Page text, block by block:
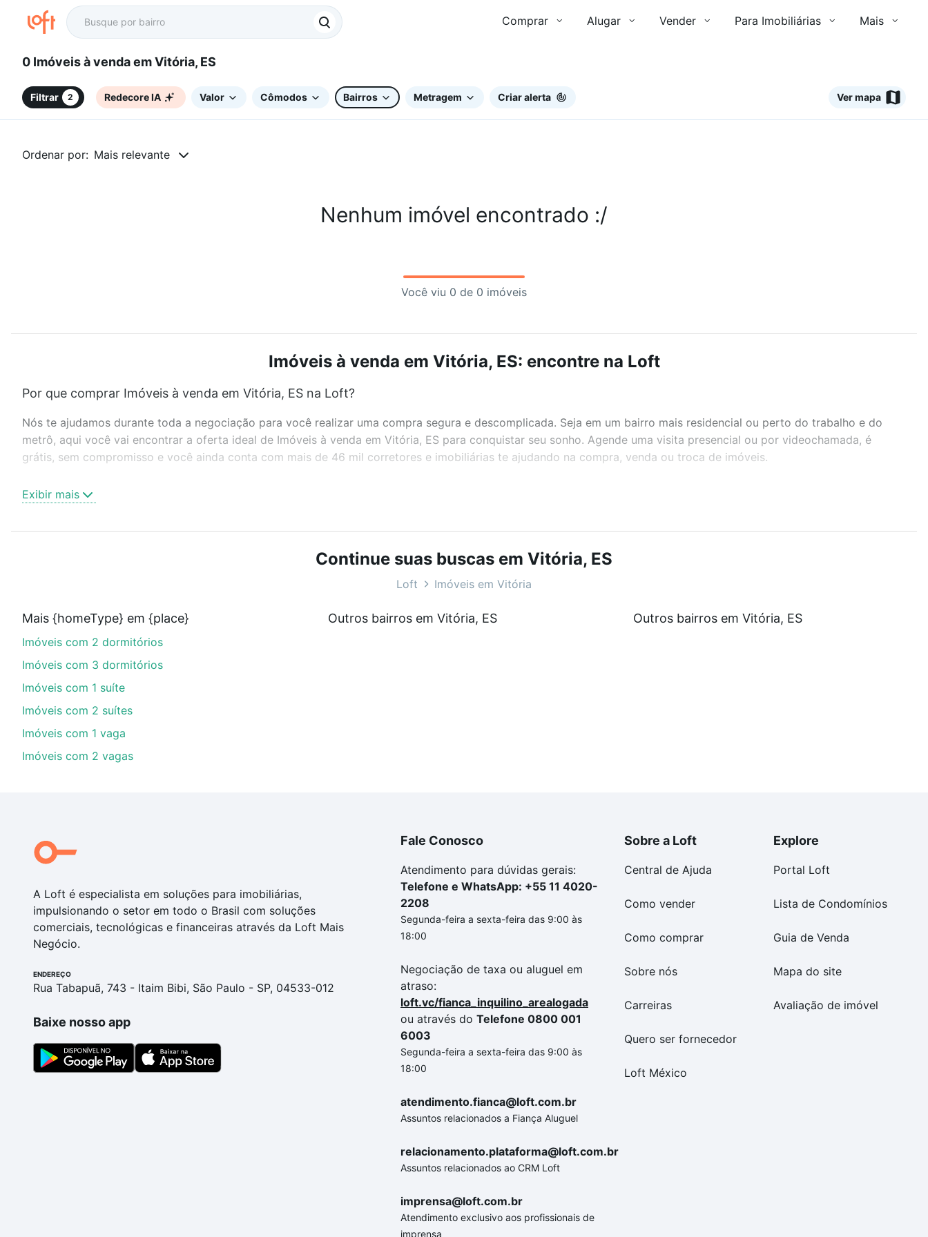
Comprar Alugar Vender Para Imobiliárias Mais
0 Imóveis à venda em Vitória, ES
Filtrar 2 Redecore IA Valor Cômodos Bairros Metragem Criar alerta Ver mapa
Ordenar por: Mais relevante
Nenhum imóvel encontrado :/
Você viu 0 de 0 imóveis
Imóveis à venda em Vitória, ES: encontre na Loft
Por que comprar Imóveis à venda em Vitória, ES na Loft?
Nós te ajudamos durante toda a negociação para você realizar uma compra segura e descomplicada. Seja em um bairro mais residencial ou perto do trabalho e do
metrô, aqui você vai encontrar a oferta ideal de Imóveis à venda em Vitória, ES para conquistar seu sonho. Agende uma visita presencial ou por videochamada, é
grátis, sem compromisso e você ainda conta com mais de 46 mil corretores e imobiliárias te ajudando na compra, venda ou troca de imóveis.
ou sem vaga de garagem para combinar perfeitamente com o preço, metragem e comodidades, como piscina, academia, salão de festas ou área verde e encontrar
Aqui na Loft temos a oferta ideal para você, com Imóveis à venda em Vitória, ES que custam a partir de R$ 0 e com nossas opções de financiamento imobiliário as
parcelas podem se adequar ao seu orçamento. Se ainda tem alguma dúvida dos custos envolvidos no processo de compra, veja em nosso portal quanto custa comprar
um apartamento e conte com a gente para comprar o imóvel dos seus sonhos com segurança e conforto. Loft, com você até as chaves.
Exibir mais
Continue suas buscas em Vitória, ES
Loft Imóveis em Vitória
Mais {homeType} em {place}
Imóveis com 2 dormitórios
Imóveis com 3 dormitórios
Imóveis com 1 suíte
Imóveis com 2 suítes
Imóveis com 1 vaga
Imóveis com 2 vagas
Outros bairros em Vitória, ES Outros bairros em Vitória, ES
A Loft é especialista em soluções para imobiliárias,
impulsionando o setor em todo o Brasil com soluções
comerciais, tecnológicas e financeiras através da Loft Mais
Negócio.
ENDEREÇO
Rua Tabapuã, 743 - Itaim Bibi, São Paulo - SP, 04533-012
Baixe nosso app
Fale Conosco
Atendimento para dúvidas gerais:
Telefone e WhatsApp: +55 11 4020-
2208
Segunda-feira a sexta-feira das 9:00 às
18:00
Negociação de taxa ou aluguel em
atraso:
loft.vc/fianca_inquilino_arealogada
ou através do Telefone 0800 001
6003
Segunda-feira a sexta-feira das 9:00 às
18:00
atendimento.fianca@loft.com.br
Assuntos relacionados a Fiança Aluguel
relacionamento.plataforma@loft.com.br
Assuntos relacionados ao CRM Loft
imprensa@loft.com.br
Atendimento exclusivo aos profissionais de
imprensa
Sobre a Loft
Central de Ajuda
Como vender
Como comprar
Sobre nós
Carreiras
Quero ser fornecedor
Loft México
Explore
Portal Loft
Lista de Condomínios
Guia de Venda
Mapa do site
Avaliação de imóvel